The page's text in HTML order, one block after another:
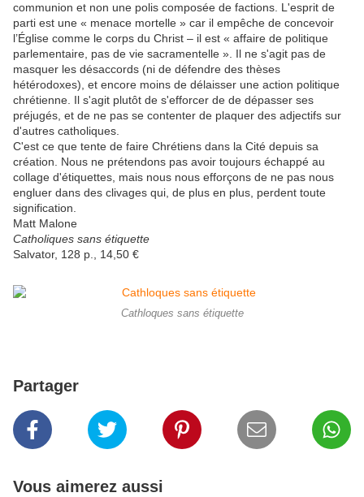
communion et non une polis composée de factions. L'esprit de
parti est une « menace mortelle » car il empêche de concevoir
l’Église comme le corps du Christ – il est « affaire de politique
parlementaire, pas de vie sacramentelle ». Il ne s'agit pas de
masquer les désaccords (ni de défendre des thèses
hétérodoxes), et encore moins de délaisser une action politique
chrétienne. Il s'agit plutôt de s'efforcer de de dépasser ses
préjugés, et de ne pas se contenter de plaquer des adjectifs sur
d'autres catholiques.
C'est ce que tente de faire Chrétiens dans la Cité depuis sa
création. Nous ne prétendons pas avoir toujours échappé au
collage d'étiquettes, mais nous nous efforçons de ne pas nous
engluer dans des clivages qui, de plus en plus, perdent toute
signification.
Matt Malone
Catholiques sans étiquette
Salvator, 128 p., 14,50 €
Cathloques sans étiquette
Partager
Vous aimerez aussi